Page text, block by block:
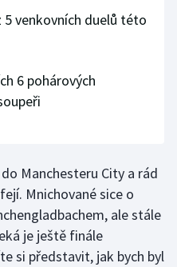
venkovních duelů této
6 pohárových
Manchesteru City a rád
Mnichované sice o
ale stále
je ještě finále
si představit, jak bych byl